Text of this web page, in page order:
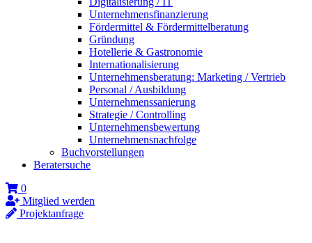
Unternehmensfinanzierung
Fördermittel & Fördermittelberatung
Gründung
Hotellerie & Gastronomie
Internationalisierung
Unternehmensberatung: Marketing / Vertrieb
Personal / Ausbildung
Unternehmenssanierung
Strategie / Controlling
Unternehmensbewertung
Unternehmensnachfolge
Buchvorstellungen
Beratersuche
0
Mitglied werden
Projektanfrage